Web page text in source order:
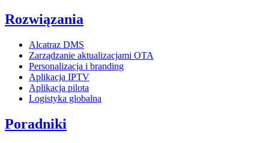
Rozwiązania
Alcatraz DMS
Zarządzanie aktualizacjami OTA
Personalizacja i branding
Aplikacja IPTV
Aplikacja pilota
Logistyka globalna
Poradniki